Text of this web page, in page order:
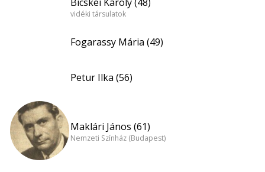
vidéki társulatok
Fogarassy Mária (49)
Petur Ilka (56)
Maklári János (61)
Nemzeti Színház (Budapest)